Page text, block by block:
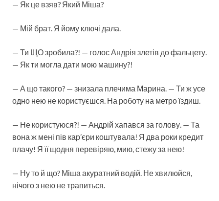
— Як це взяв? Який Міша?
— Мій брат. Я йому ключі дала.
— Ти ЩО зробила?! — голос Андрія злетів до фальцету.
— Як ти могла дати мою машину?!
— А що такого? — знизала плечима Марина. — Ти ж усе
одно нею не користуєшся. На роботу на метро їздиш.
— Не користуюся?! — Андрій хапався за голову. — Та
вона ж мені пів кар’єри коштувала! Я два роки кредит
плачу! Я її щодня перевіряю, мию, стежу за нею!
— Ну то й що? Міша акуратний водій. Не хвилюйся,
нічого з нею не трапиться.